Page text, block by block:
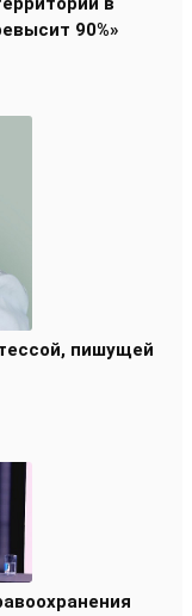
90%»
пишущей